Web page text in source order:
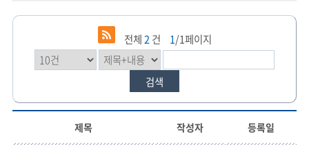
전체2건 1/1페이지
검색
제목 작성자 등록일